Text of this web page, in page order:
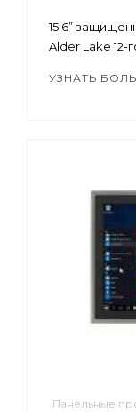
15.6”
Alder Lake 12-
УЗНАТЬ
Панельные